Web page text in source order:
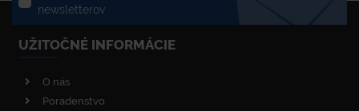
newsletterov
UŽITOČNÉ INFORMÁCIE
O nás
Poradenstvo